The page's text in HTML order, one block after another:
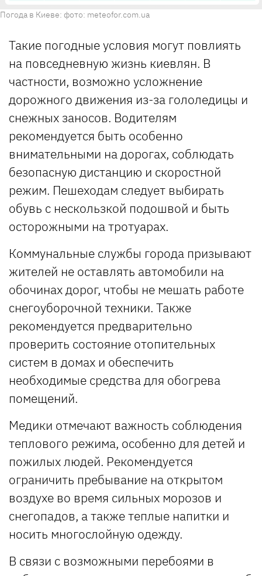
Погода в Киеве: фото: meteofor.com.ua
Такие погодные условия могут повлиять
на повседневную жизнь киевлян. В
частности, возможно усложнение
дорожного движения из-за гололедицы и
снежных заносов. Водителям
рекомендуется быть особенно
внимательными на дорогах, соблюдать
безопасную дистанцию и скоростной
режим. Пешеходам следует выбирать
обувь с нескользкой подошвой и быть
осторожными на тротуарах.
Коммунальные службы города призывают
жителей не оставлять автомобили на
обочинах дорог, чтобы не мешать работе
снегоуборочной техники. Также
рекомендуется предварительно
проверить состояние отопительных
систем в домах и обеспечить
необходимые средства для обогрева
помещений.
Медики отмечают важность соблюдения
теплового режима, особенно для детей и
пожилых людей. Рекомендуется
ограничить пребывание на открытом
воздухе во время сильных морозов и
снегопадов, а также теплые напитки и
носить многослойную одежду.
В связи с возможными перебоями в